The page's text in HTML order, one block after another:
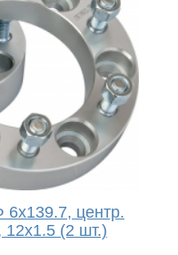
центр.
(2 шт.)